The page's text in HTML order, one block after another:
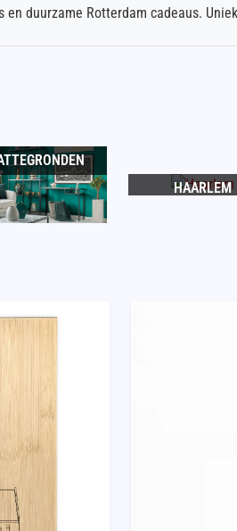
en duurzame Rotterdam cadeaus.
HAARLEM